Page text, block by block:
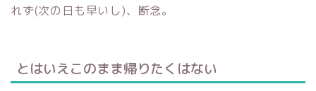
れず(次の日も早いし)、断念。
とはいえこのまま帰りたくはない